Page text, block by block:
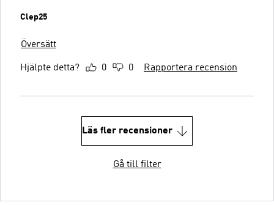
Clep25
Översätt
Hjälpte detta? 0 0 Rapportera recension
Läs fler recensioner
Gå till filter